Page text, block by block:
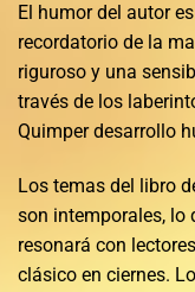
El humor del autor
recordatorio de la
riguroso y una
través de los
Quimper desarrollo
Los temas del libro
son intemporales, lo
resonará con
clásico en ciernes.